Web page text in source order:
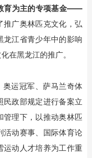
育为主的专项基金——
推广奥林匹克文化，弘
龙江省青少年中的影响
在黑龙江的推广。
奥运冠军、萨马兰奇体
民政部规定进行备案立
管理下，以推动奥林匹
活动赛事、国际体育论
运动人才培养为工作重